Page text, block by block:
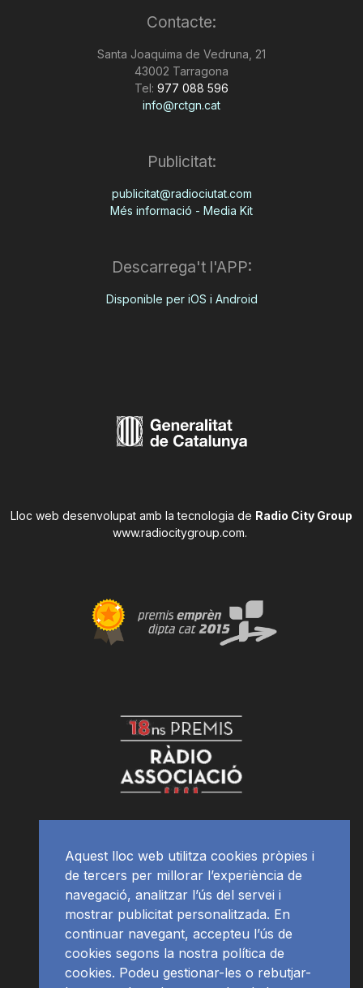
Contacte:
Santa Joaquima de Vedruna, 21
43002 Tarragona
Tel: 977 088 596
info@rctgn.cat
Publicitat:
publicitat@radiociutat.com
Més informació - Media Kit
Descarrega't l'APP:
Disponible per iOS i Android
Lloc web desenvolupat amb la tecnologia de Radio City Group
www.radiocitygroup.com.
Aquest lloc web utilitza cookies pròpies i
de tercers per millorar l’experiència de
navegació, analitzar l’ús del servei i
mostrar publicitat personalitzada. En
continuar navegant, accepteu l’ús de
cookies segons la nostra política de
cookies. Podeu gestionar-les o rebutjar-